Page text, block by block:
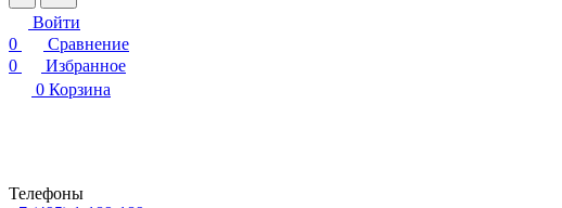
Войти
0
Сравнение
0
Избранное
0 Корзина
Телефоны